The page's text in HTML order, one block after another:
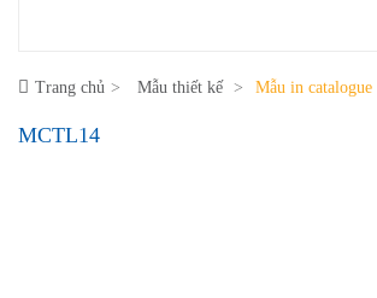
Trang chủ Mẫu thiết kế Mẫu in catalogue
MCTL14